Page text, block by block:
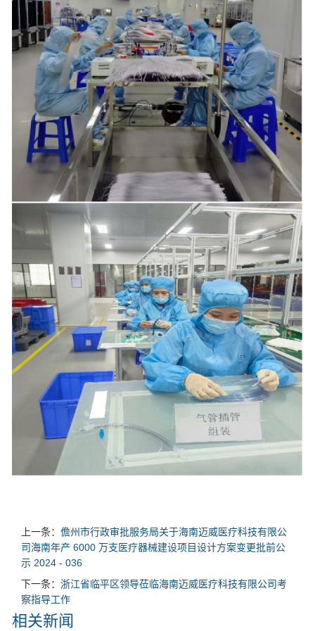
上一条： 儋州市行政审批服务局关于海南迈威医疗科技有限公
司海南年产 6000 万支医疗器械建设项目设计方案变更批前公
示 2024 - 036
下一条： 浙江省临平区领导莅临海南迈威医疗科技有限公司考
察指导工作
相关新闻